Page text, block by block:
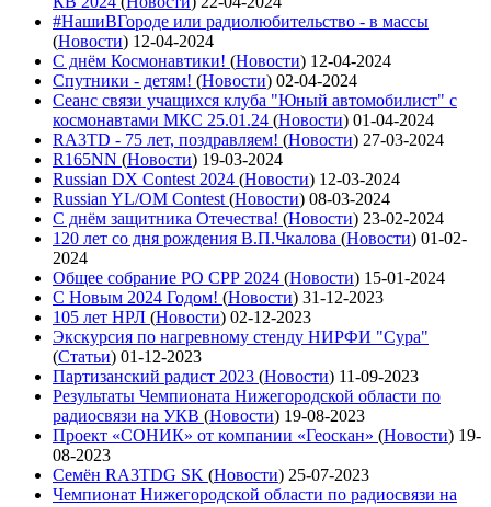
#НашиВГороде или радиолюбительство - в массы
(Новости) 12-04-2024
С днём Космонавтики! (Новости) 12-04-2024
Спутники - детям! (Новости) 02-04-2024
Сеанс связи учащихся клуба "Юный автомобилист" с
космонавтами МКС 25.01.24 (Новости) 01-04-2024
RA3TD - 75 лет, поздравляем! (Новости) 27-03-2024
R165NN (Новости) 19-03-2024
Russian DX Contest 2024 (Новости) 12-03-2024
Russian YL/OM Contest (Новости) 08-03-2024
С днём защитника Отечества! (Новости) 23-02-2024
120 лет со дня рождения В.П.Чкалова (Новости) 01-02-
2024
Общее собрание РО СРР 2024 (Новости) 15-01-2024
С Новым 2024 Годом! (Новости) 31-12-2023
105 лет НРЛ (Новости) 02-12-2023
Экскурсия по нагревному стенду НИРФИ "Сура"
(Статьи) 01-12-2023
Партизанский радист 2023 (Новости) 11-09-2023
Результаты Чемпионата Нижегородской области по
радиосвязи на УКВ (Новости) 19-08-2023
Проект «СОНИК» от компании «Геоскан» (Новости) 19-
08-2023
Семён RA3TDG SK (Новости) 25-07-2023
Чемпионат Нижегородской области по радиосвязи на